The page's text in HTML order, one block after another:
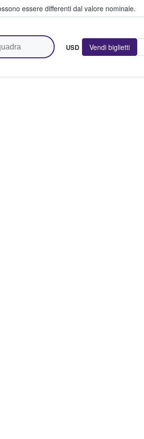
essere differenti dal valore nominale.
USD Vendi biglietti